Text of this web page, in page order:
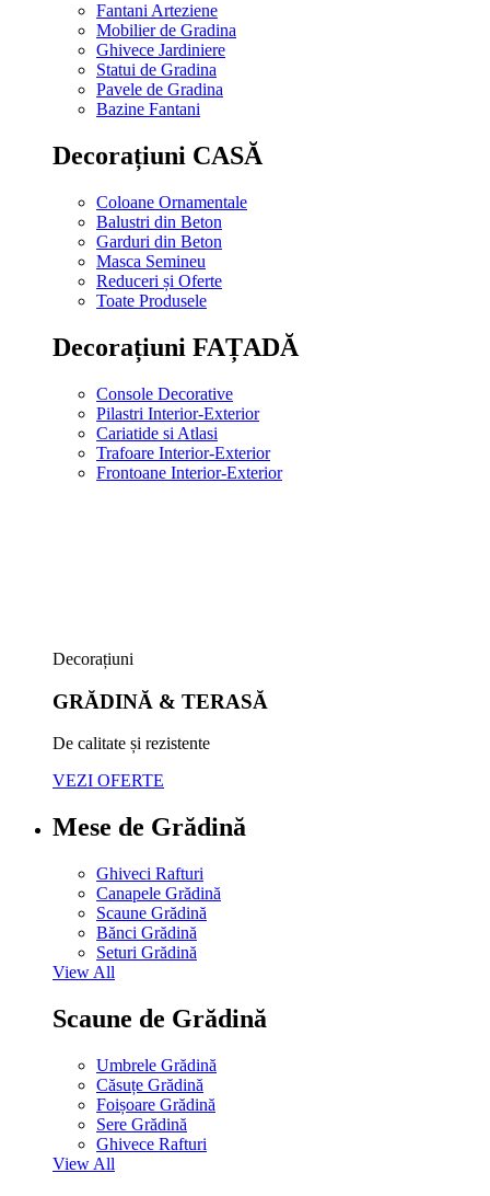
Fantani Arteziene
Mobilier de Gradina
Ghivece Jardiniere
Statui de Gradina
Pavele de Gradina
Bazine Fantani
Decorațiuni CASĂ
Coloane Ornamentale
Balustri din Beton
Garduri din Beton
Masca Semineu
Reduceri și Oferte
Toate Produsele
Decorațiuni FAȚADĂ
Console Decorative
Pilastri Interior-Exterior
Cariatide si Atlasi
Trafoare Interior-Exterior
Frontoane Interior-Exterior
Decorațiuni
GRĂDINĂ & TERASĂ
De calitate și rezistente
VEZI OFERTE
Mese de Grădină
Ghiveci Rafturi
Canapele Grădină
Scaune Grădină
Bănci Grădină
Seturi Grădină
View All
Scaune de Grădină
Umbrele Grădină
Căsuțe Grădină
Foișoare Grădină
Sere Grădină
Ghivece Rafturi
View All